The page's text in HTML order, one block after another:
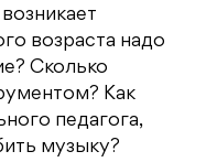
возраста надо
Сколько
Как
педагога,
музыку?